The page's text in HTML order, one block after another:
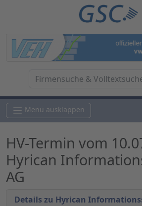
Menü ausklappen
HV-Termin vom
Hyrican
AG
Details zu Hyrican